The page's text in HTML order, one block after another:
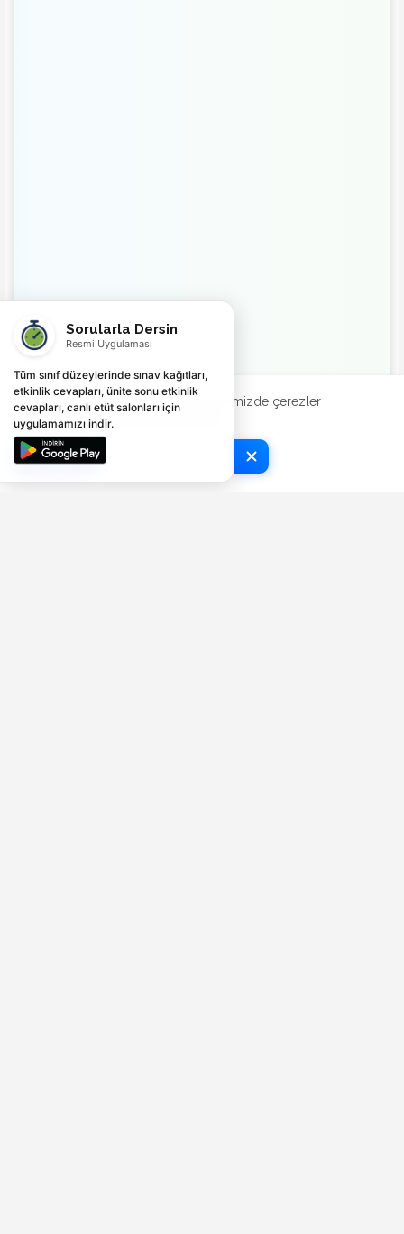
Deneyiminizi geliştirmek için web sitemizde çerezler
kullanılmaktadır.Şimdi Kontrol Et
Tamam
Sorularla Dersin
Resmi Uygulaması
Tüm sınıf düzeylerinde sınav kağıtları,
etkinlik cevapları, ünite sonu etkinlik
cevapları, canlı etüt salonları için
uygulamamızı indir.